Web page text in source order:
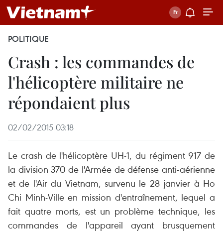
POLITIQUE
Crash : les commandes de
l'hélicoptère militaire ne
répondaient plus
02/02/2015 03:18
Le crash de l'hélicoptère UH-1, du régiment 917 de
la division 370 de l'Armée de défense anti-aérienne
et de l'Air du Vietnam, survenu le 28 janvier à Ho
Chi Minh-Ville en mission d'entraînement, lequel a
fait quatre morts, est un problème technique, les
commandes de l'appareil ayant brusquement